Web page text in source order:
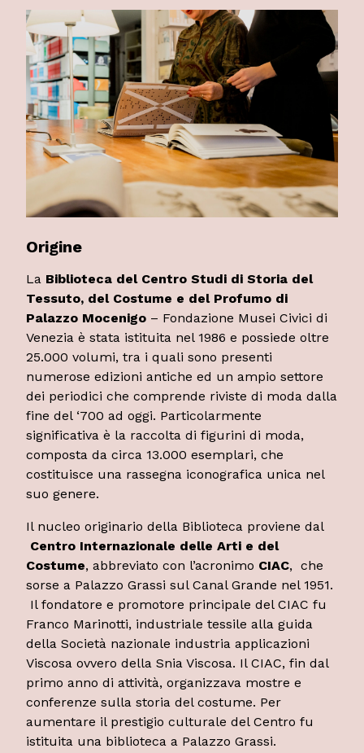
Origine
La Biblioteca del Centro Studi di Storia del
Tessuto, del Costume e del Profumo di
Palazzo Mocenigo – Fondazione Musei Civici di
Venezia è stata istituita nel 1986 e possiede oltre
25.000 volumi, tra i quali sono presenti
numerose edizioni antiche ed un ampio settore
dei periodici che comprende riviste di moda dalla
fine del ‘700 ad oggi. Particolarmente
significativa è la raccolta di figurini di moda,
composta da circa 13.000 esemplari, che
costituisce una rassegna iconografica unica nel
suo genere.
Il nucleo originario della Biblioteca proviene dal
Centro Internazionale delle Arti e del
Costume, abbreviato con l’acronimo CIAC, che
sorse a Palazzo Grassi sul Canal Grande nel 1951.
Il fondatore e promotore principale del CIAC fu
Franco Marinotti, industriale tessile alla guida
della Società nazionale industria applicazioni
Viscosa ovvero della Snia Viscosa. Il CIAC, fin dal
primo anno di attività, organizzava mostre e
conferenze sulla storia del costume. Per
aumentare il prestigio culturale del Centro fu
istituita una biblioteca a Palazzo Grassi.